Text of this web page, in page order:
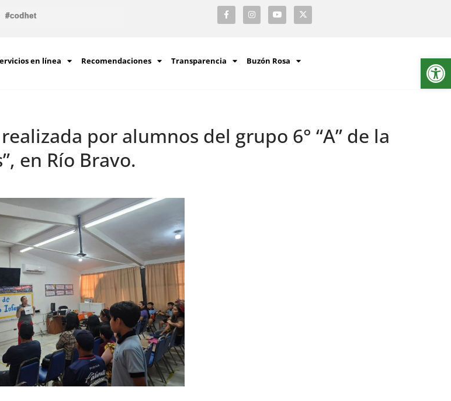
en línea Recomendaciones Transparencia Buzón Rosa
por alumnos del grupo 6° “A” de la
en Río Bravo.